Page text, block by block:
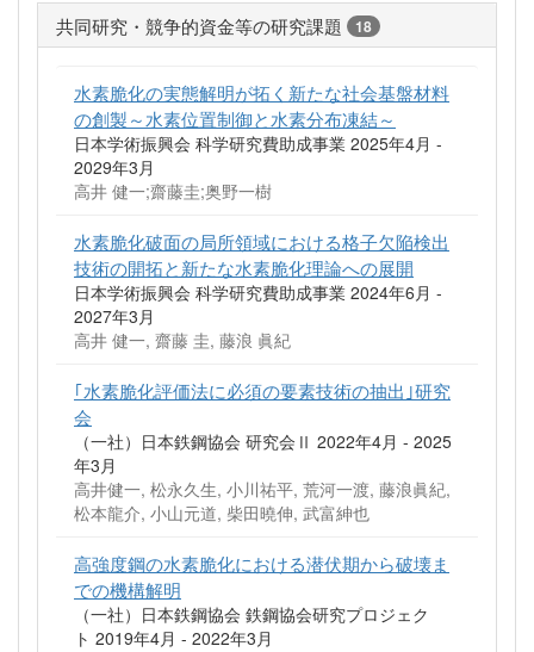
共同研究・競争的資金等の研究課題 18
水素脆化の実態解明が拓く新たな社会基盤材料
の創製～水素位置制御と水素分布凍結～
日本学術振興会 科学研究費助成事業 2025年4月 -
2029年3月
高井 健一;齋藤圭;奥野一樹
水素脆化破面の局所領域における格子欠陥検出
技術の開拓と新たな水素脆化理論への展開
日本学術振興会 科学研究費助成事業 2024年6月 -
2027年3月
高井 健一, 齋藤 圭, 藤浪 眞紀
｢水素脆化評価法に必須の要素技術の抽出｣研究
会
（一社）日本鉄鋼協会 研究会Ⅱ 2022年4月 - 2025
年3月
高井健一, 松永久生, 小川祐平, 荒河一渡, 藤浪眞紀,
松本龍介, 小山元道, 柴田曉伸, 武富紳也
高強度鋼の水素脆化における潜伏期から破壊ま
での機構解明
（一社）日本鉄鋼協会 鉄鋼協会研究プロジェク
ト 2019年4月 - 2022年3月